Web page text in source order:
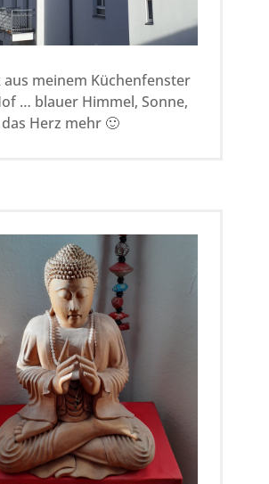
aus meinem Küchenfenster
… blauer Himmel, Sonne,
Herz mehr 🙂